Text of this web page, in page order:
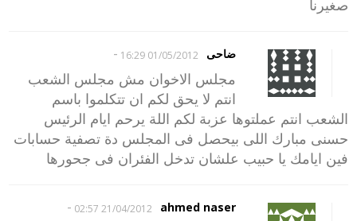
صغيرنا
ضاحى 01/05/2012 16:29
-
مجلس الاخوان مش مجلس الشعب
انتم لا يحق لكم ان تتكلموا باسم
الشعب انتم عملتوها عزبة لكم اللة يرحم ايام الرئيس
حسنى مبارك اللى بيحصل فى المجلس دة تصفية حسابات
فين ايامك يا حبيب علشان تدخل الفئران فى جحورها
ahmed naser
21/04/2012 02:57
-